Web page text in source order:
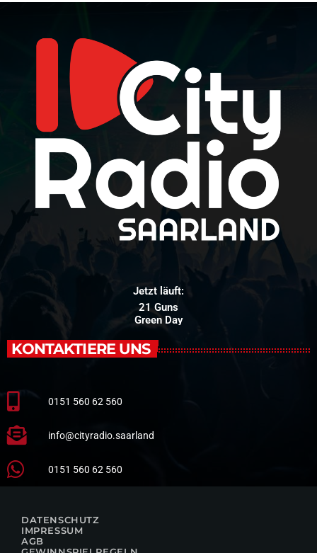
Jetzt läuft:
21 Guns
Green Day
KONTAKTIERE UNS
0151 560 62 560
info@cityradio.saarland
0151 560 62 560
DATENSCHUTZ
IMPRESSUM
AGB